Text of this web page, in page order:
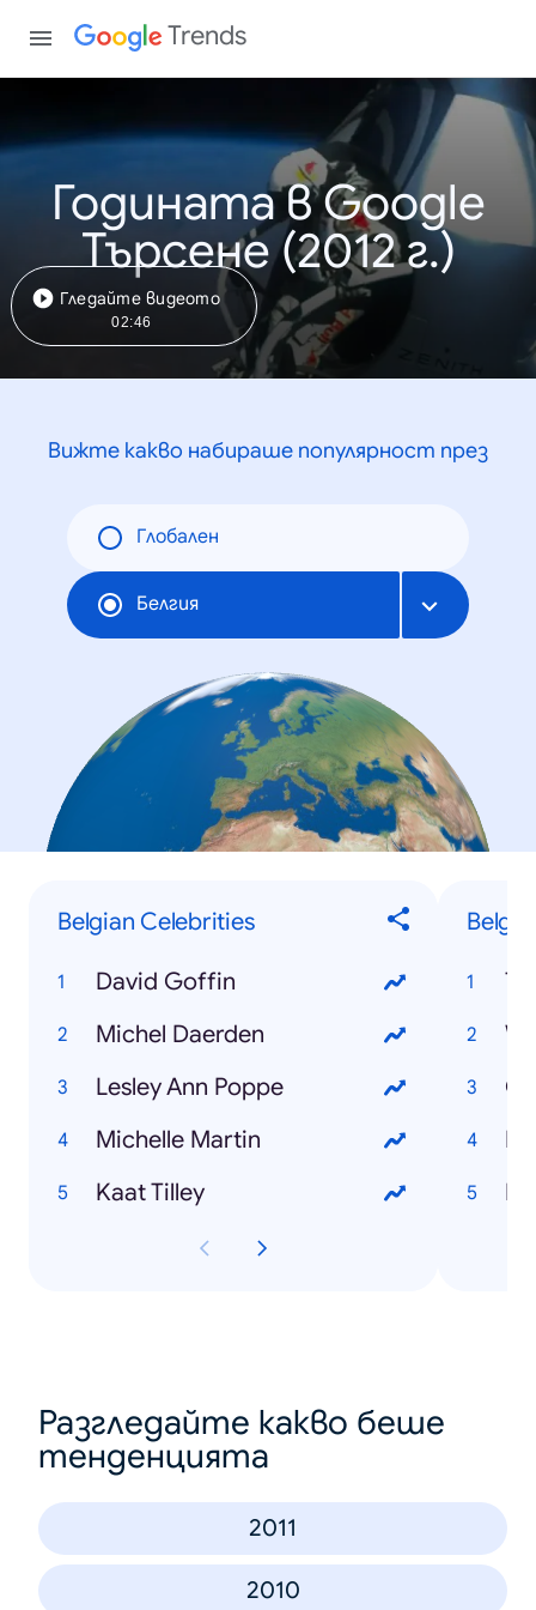
Trends
Годината в Google
Търсене (2012 г.)
Гледайте видеото
02:46
Вижте какво набираше популярност през
Глобален
Белгия
Belgian Celebrities
David Goffin
Michel Daerden
Lesley Ann Poppe
Michelle Martin
Kaat Tilley
Разгледайте какво беше
тенденцията
2011
2010